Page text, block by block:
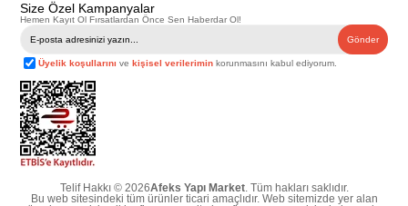
Size Özel Kampanyalar
Hemen Kayıt Ol Fırsatlardan Önce Sen Haberdar Ol!
Gönder
Üyelik koşullarını vekişisel verilerimin korunmasını kabul ediyorum.
Telif Hakkı © 2026Afeks Yapı Market. Tüm hakları saklıdır.
Bu web sitesindeki tüm ürünler ticari amaçlıdır. Web sitemizde yer alan